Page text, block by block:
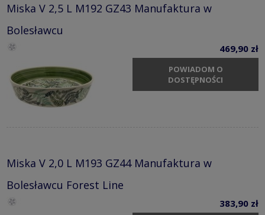
Miska V 2,5 L M192 GZ43 Manufaktura w
Bolesławcu
469,90 zł
POWIADOM O
DOSTĘPNOŚCI
Miska V 2,0 L M193 GZ44 Manufaktura w
Bolesławcu Forest Line
383,90 zł